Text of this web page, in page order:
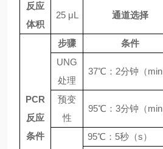
反应
体积
25 μL 通道选择
PCR
反应
条件
步骤 条件
UNG
处理
37℃ ： 2分钟（min
预变
性
95℃： 3分钟（min
95℃ ： 5秒（s）